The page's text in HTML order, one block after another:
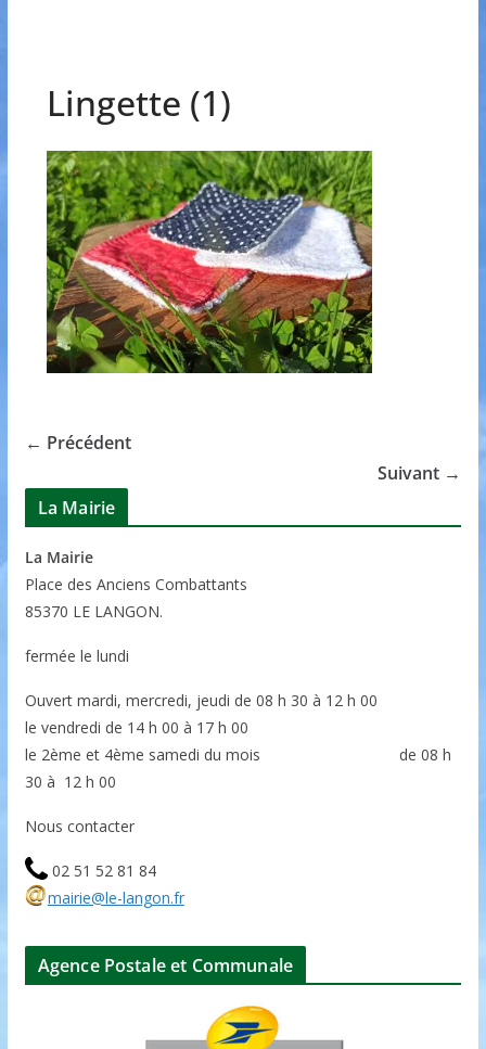
Lingette (1)
← Précédent
Suivant →
La Mairie
La Mairie
Place des Anciens Combattants
85370 LE LANGON.
fermée le lundi
Ouvert mardi, mercredi, jeudi de 08 h 30 à 12 h 00
le vendredi de 14 h 00 à 17 h 00
le 2ème et 4ème samedi du mois de 08 h
30 à 12 h 00
Nous contacter
02 51 52 81 84
mairie@le-langon.fr
Agence Postale et Communale